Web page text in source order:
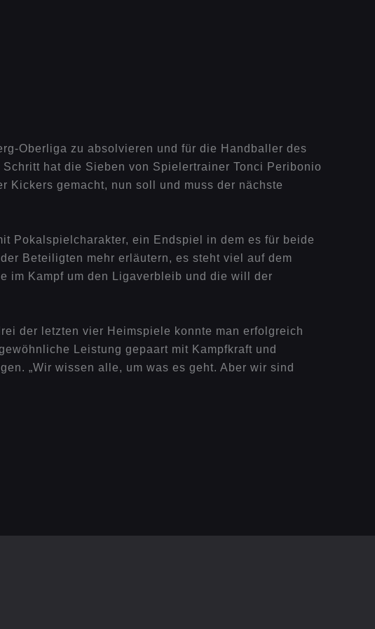
Oberliga zu absolvieren und für die Handballer des
hat die Sieben von Spielertrainer Tonci Peribonio
Kickers gemacht, nun soll und muss der nächste
Pokalspielcharakter, ein Endspiel in dem es für beide
Beteiligten mehr erläutern, es steht viel auf dem
im Kampf um den Ligaverbleib und die will der
der letzten vier Heimspiele konnte man erfolgreich
Leistung gepaart mit Kampfkraft und
„Wir wissen alle, um was es geht. Aber wir sind